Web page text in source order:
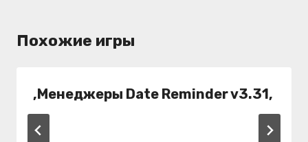
Похожие игры
,Менеджеры Date Reminder v3.31,